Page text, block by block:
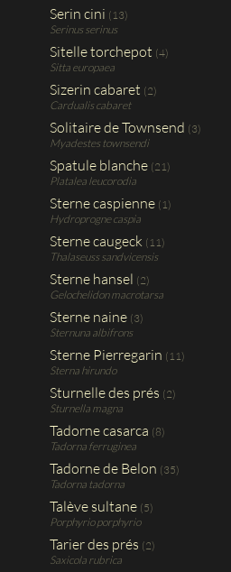
Serin cini (13)
Serinus serinus
Sitelle torchepot (4)
Sitta europaea
Sizerin cabaret (2)
Cardualis cabaret
Solitaire de Townsend (3)
Myadestes townsendi
Spatule blanche (21)
Platalea leucorodia
Sterne caspienne (1)
Hydroprogne caspia
Sterne caugeck (11)
Thalaseuss sandvicensis
Sterne hansel (2)
Gelochelidon macrotarsa
Sterne naine (3)
Sternuna albifrons
Sterne Pierregarin (11)
Sterna hirundo
Sturnelle des prés (2)
Sturnella magna
Tadorne casarca (8)
Tadorna ferruginea
Tadorne de Belon (35)
Tadorna tadorna
Talève sultane (5)
Porphyrio porphyrio
Tarier des prés (2)
Saxicola rubrica